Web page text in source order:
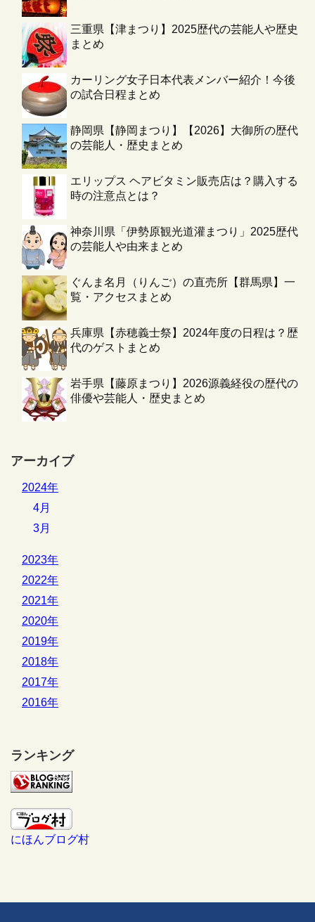
三重県【津まつり】2025歴代の芸能人や歴史
まとめ
カーリング女子日本代表メンバー紹介！今後
の試合日程まとめ
静岡県【静岡まつり】【2026】大御所の歴代
の芸能人・歴史まとめ
エリップス ヘアビタミン販売店は？購入する
時の注意点とは？
神奈川県「伊勢原観光道灌まつり」2025歴代
の芸能人や由来まとめ
ぐんま名月（りんご）の直売所【群馬県】一
覧・アクセスまとめ
兵庫県【赤穂義士祭】2024年度の日程は？歴
代のゲストまとめ
岩手県【藤原まつり】2026源義経役の歴代の
俳優や芸能人・歴史まとめ
アーカイブ
2024年
4月
3月
2023年
2022年
2021年
2020年
2019年
2018年
2017年
2016年
ランキング
にほんブログ村